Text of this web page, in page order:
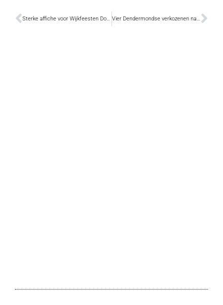
Sterke affiche voor Wijkfeesten Donck-Vlotgras Vier Dendermondse verkozenen na 26 mei 2019